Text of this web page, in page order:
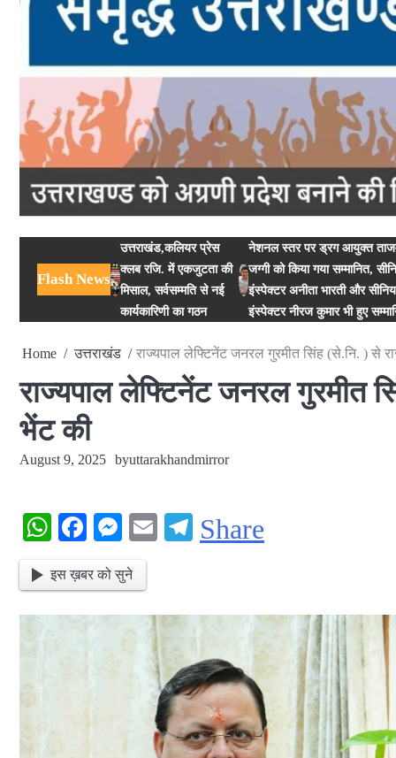
Flash News
उत्तराखंड,कलियर प्रेस
क्लब रजि. में एकजुटता की
मिसाल, सर्वसम्मति से नई
कार्यकारिणी का गठन
नेशनल स्तर पर ड्रग आयुक्त
जग्गी को किया गया सम्मानित,
इंस्पेक्टर अनीता भारती और
इंस्पेक्टर नीरज कुमार भी हुए
Home उत्तराखंड राज्यपाल लेफ्टिनेंट जनरल गुरमीत सिंह (से.नि. ) से
राज्यपाल लेफ्टिनेंट जनरल गुरमीत
भेंट की
August 9, 2025 byuttarakhandmirror
WhatsApp
Facebook
Messenger
EmailTelegram
Share
इस ख़बर को सुने